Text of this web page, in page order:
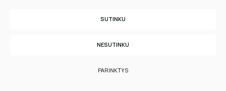
Privatumo politika
Sukurta:TEXUS
SUTINKU
NESUTINKU
PARINKTYS